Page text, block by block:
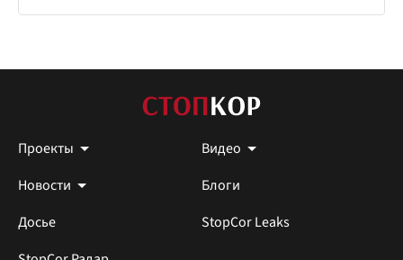
Проекты
Видео
Новости
Блоги
Досье
StopCor Leaks